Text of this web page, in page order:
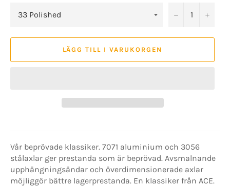
− +
LÄGG TILL I VARUKORGEN
Vår beprövade klassiker. 7071 aluminium och 3056
stålaxlar ger prestanda som är beprövad. Avsmalnande
upphängningsändar och överdimensionerade axlar
möjliggör bättre lagerprestanda. En klassiker från ACE.